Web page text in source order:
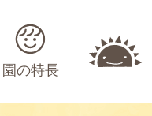
園の特長